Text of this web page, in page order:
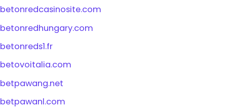
betonredcasinosite.com
betonredhungary.com
betonreds1.fr
betovoitalia.com
betpawang.net
betpawanl.com